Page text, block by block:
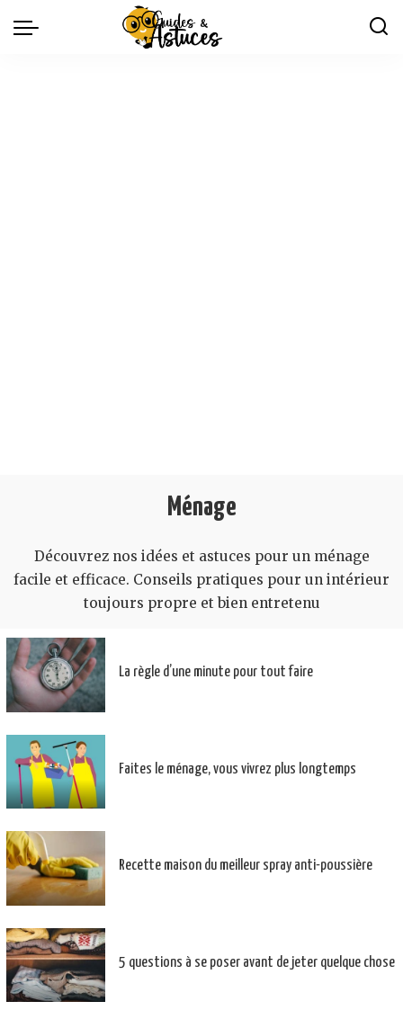
Ménage
Découvrez nos idées et astuces pour un ménage
facile et efficace. Conseils pratiques pour un intérieur
toujours propre et bien entretenu
La règle d’une minute pour tout faire
Faites le ménage, vous vivrez plus longtemps
Recette maison du meilleur spray anti-poussière
5 questions à se poser avant de jeter quelque chose